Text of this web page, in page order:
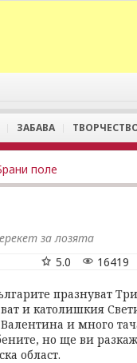
ЗАБАВА
поле
за лозята
16419
5.0
празнуват
и католишкия
и много
но ще ви
област.